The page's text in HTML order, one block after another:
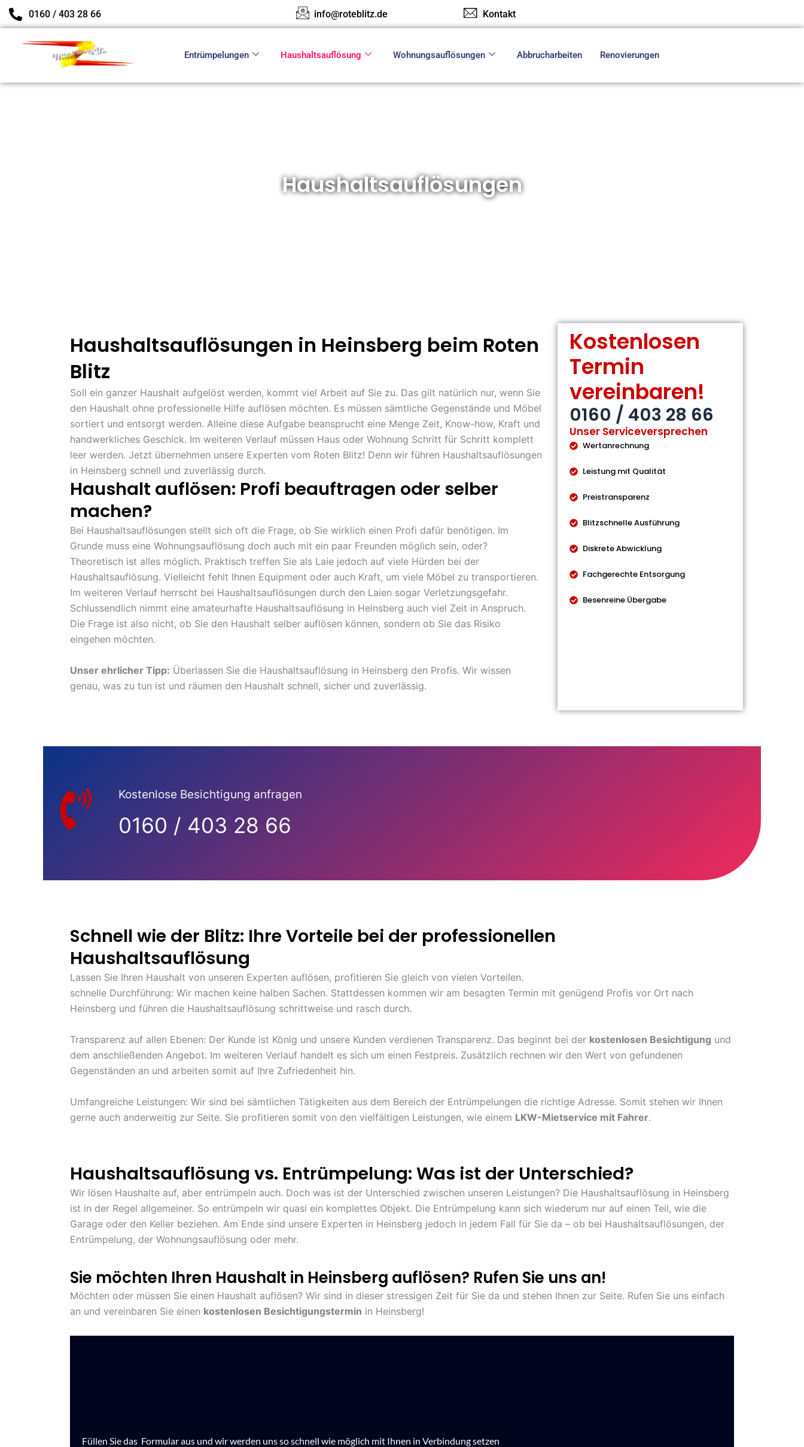
Zum
Inhalt
springen
0160 / 403 28 66 info@roteblitz.de Kontakt
Entrümpelungen Haushaltsauflösung Wohnungsauflösungen Abbrucharbeiten Renovierungen
Haushaltsauflösungen
Haushaltsauflösungen in Heinsberg beim Roten
Blitz
Soll ein ganzer Haushalt aufgelöst werden, kommt viel Arbeit auf Sie zu. Das gilt natürlich nur, wenn Sie
den Haushalt ohne professionelle Hilfe auflösen möchten. Es müssen sämtliche Gegenstände und Möbel
sortiert und entsorgt werden. Alleine diese Aufgabe beansprucht eine Menge Zeit, Know-how, Kraft und
handwerkliches Geschick. Im weiteren Verlauf müssen Haus oder Wohnung Schritt für Schritt komplett
leer werden. Jetzt übernehmen unsere Experten vom Roten Blitz! Denn wir führen Haushaltsauflösungen
in Heinsberg schnell und zuverlässig durch.
Haushalt auflösen: Profi beauftragen oder selber
machen?
Bei Haushaltsauflösungen stellt sich oft die Frage, ob Sie wirklich einen Profi dafür benötigen. Im
Grunde muss eine Wohnungsauflösung doch auch mit ein paar Freunden möglich sein, oder?
Theoretisch ist alles möglich. Praktisch treffen Sie als Laie jedoch auf viele Hürden bei der
Haushaltsauflösung. Vielleicht fehlt Ihnen Equipment oder auch Kraft, um viele Möbel zu transportieren.
Im weiteren Verlauf herrscht bei Haushaltsauflösungen durch den Laien sogar Verletzungsgefahr.
Schlussendlich nimmt eine amateurhafte Haushaltsauflösung in Heinsberg auch viel Zeit in Anspruch.
Die Frage ist also nicht, ob Sie den Haushalt selber auflösen können, sondern ob Sie das Risiko
eingehen möchten.
Unser ehrlicher Tipp: Überlassen Sie die Haushaltsauflösung in Heinsberg den Profis. Wir wissen
genau, was zu tun ist und räumen den Haushalt schnell, sicher und zuverlässig.
Kostenlosen
Termin
vereinbaren!
0160 / 403 28 66
Unser Serviceversprechen
Wertanrechnung
Leistung mit Qualität
Preistransparenz
Blitzschnelle Ausführung
Diskrete Abwicklung
Fachgerechte Entsorgung
Besenreine Übergabe
Kostenlose Besichtigung anfragen
0160 / 403 28 66
Schnell wie der Blitz: Ihre Vorteile bei der professionellen
Haushaltsauflösung
Lassen Sie Ihren Haushalt von unseren Experten auflösen, profitieren Sie gleich von vielen Vorteilen.
schnelle Durchführung: Wir machen keine halben Sachen. Stattdessen kommen wir am besagten Termin mit genügend Profis vor Ort nach
Heinsberg und führen die Haushaltsauflösung schrittweise und rasch durch.
Transparenz auf allen Ebenen: Der Kunde ist König und unsere Kunden verdienen Transparenz. Das beginnt bei der kostenlosen Besichtigung und
dem anschließenden Angebot. Im weiteren Verlauf handelt es sich um einen Festpreis. Zusätzlich rechnen wir den Wert von gefundenen
Gegenständen an und arbeiten somit auf Ihre Zufriedenheit hin.
Umfangreiche Leistungen: Wir sind bei sämtlichen Tätigkeiten aus dem Bereich der Entrümpelungen die richtige Adresse. Somit stehen wir Ihnen
gerne auch anderweitig zur Seite. Sie profitieren somit von den vielfältigen Leistungen, wie einem LKW-Mietservice mit Fahrer.
Haushaltsauflösung vs. Entrümpelung: Was ist der Unterschied?
Wir lösen Haushalte auf, aber entrümpeln auch. Doch was ist der Unterschied zwischen unseren Leistungen? Die Haushaltsauflösung in Heinsberg
ist in der Regel allgemeiner. So entrümpeln wir quasi ein komplettes Objekt. Die Entrümpelung kann sich wiederum nur auf einen Teil, wie die
Garage oder den Keller beziehen. Am Ende sind unsere Experten in Heinsberg jedoch in jedem Fall für Sie da – ob bei Haushaltsauflösungen, der
Entrümpelung, der Wohnungsauflösung oder mehr.
Sie möchten Ihren Haushalt in Heinsberg auflösen? Rufen Sie uns an!
Möchten oder müssen Sie einen Haushalt auflösen? Wir sind in dieser stressigen Zeit für Sie da und stehen Ihnen zur Seite. Rufen Sie uns einfach
an und vereinbaren Sie einen kostenlosen Besichtigungstermin in Heinsberg!
Füllen Sie das Formular aus und wir werden uns so schnell wie möglich mit Ihnen in Verbindung setzen